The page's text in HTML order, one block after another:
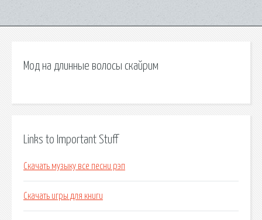
Мод на длинные волосы скайрим
Links to Important Stuff
Скачать музыку все песни рэп
Скачать игры для книги